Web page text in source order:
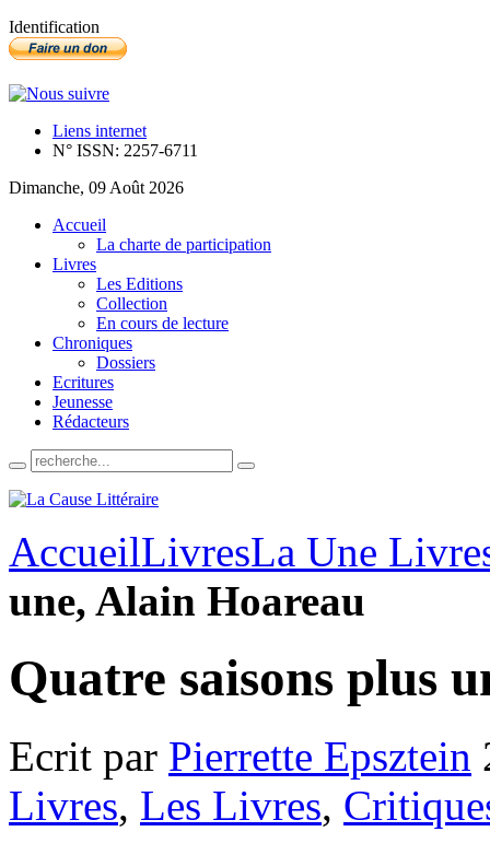
Identification
Liens internet
N° ISSN: 2257-6711
Dimanche, 09 Août 2026
Accueil
La charte de participation
Livres
Les Editions
Collection
En cours de lecture
Chroniques
Dossiers
Ecritures
Jeunesse
Rédacteurs
AccueilLivresLa Une
une, Alain Hoareau
Quatre saisons plus
Ecrit par Pierrette Epsztein
Livres, Les Livres,